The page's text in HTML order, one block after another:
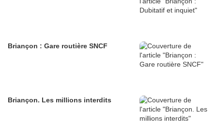
Briançon : Gare routière SNCF
Briançon. Les millions interdits